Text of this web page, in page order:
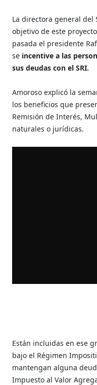
La directora general del
objetivo de este
pasada el presidente
se incentive a las
sus deudas con el SRI.
Amoroso explicó la
los beneficios que
Remisión de Interés,
naturales o jurídicas.
Están incluidas en ese
bajo el Régimen
mantengan alguna
Impuesto al Valor